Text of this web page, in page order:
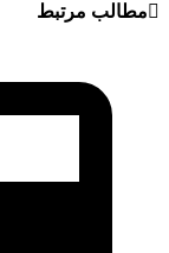
مرتبط